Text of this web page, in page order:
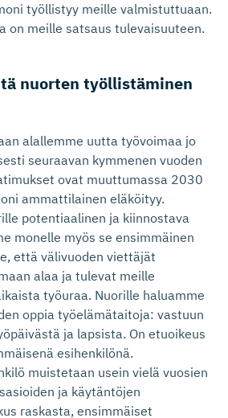
työllistyy meille valmistuttuaan.
on meille satsaus tulevaisuuteen.
nuorten työllistäminen
alallemme uutta työvoimaa jo
seuraavan kymmenen vuoden
ovat muuttumassa 2030
ammattilainen eläköityy.
potentiaalinen ja kiinnostava
monelle myös se ensimmäinen
että välivuoden viettäjät
alaa ja tulevat meille
työuraa. Nuorille haluamme
oppia työelämätaitoja: vastuun
ja lapsista. On etuoikeus
esihenkilönä.
muistetaan usein vielä vuosien
ja käytäntöjen
raskasta, ensimmäiset